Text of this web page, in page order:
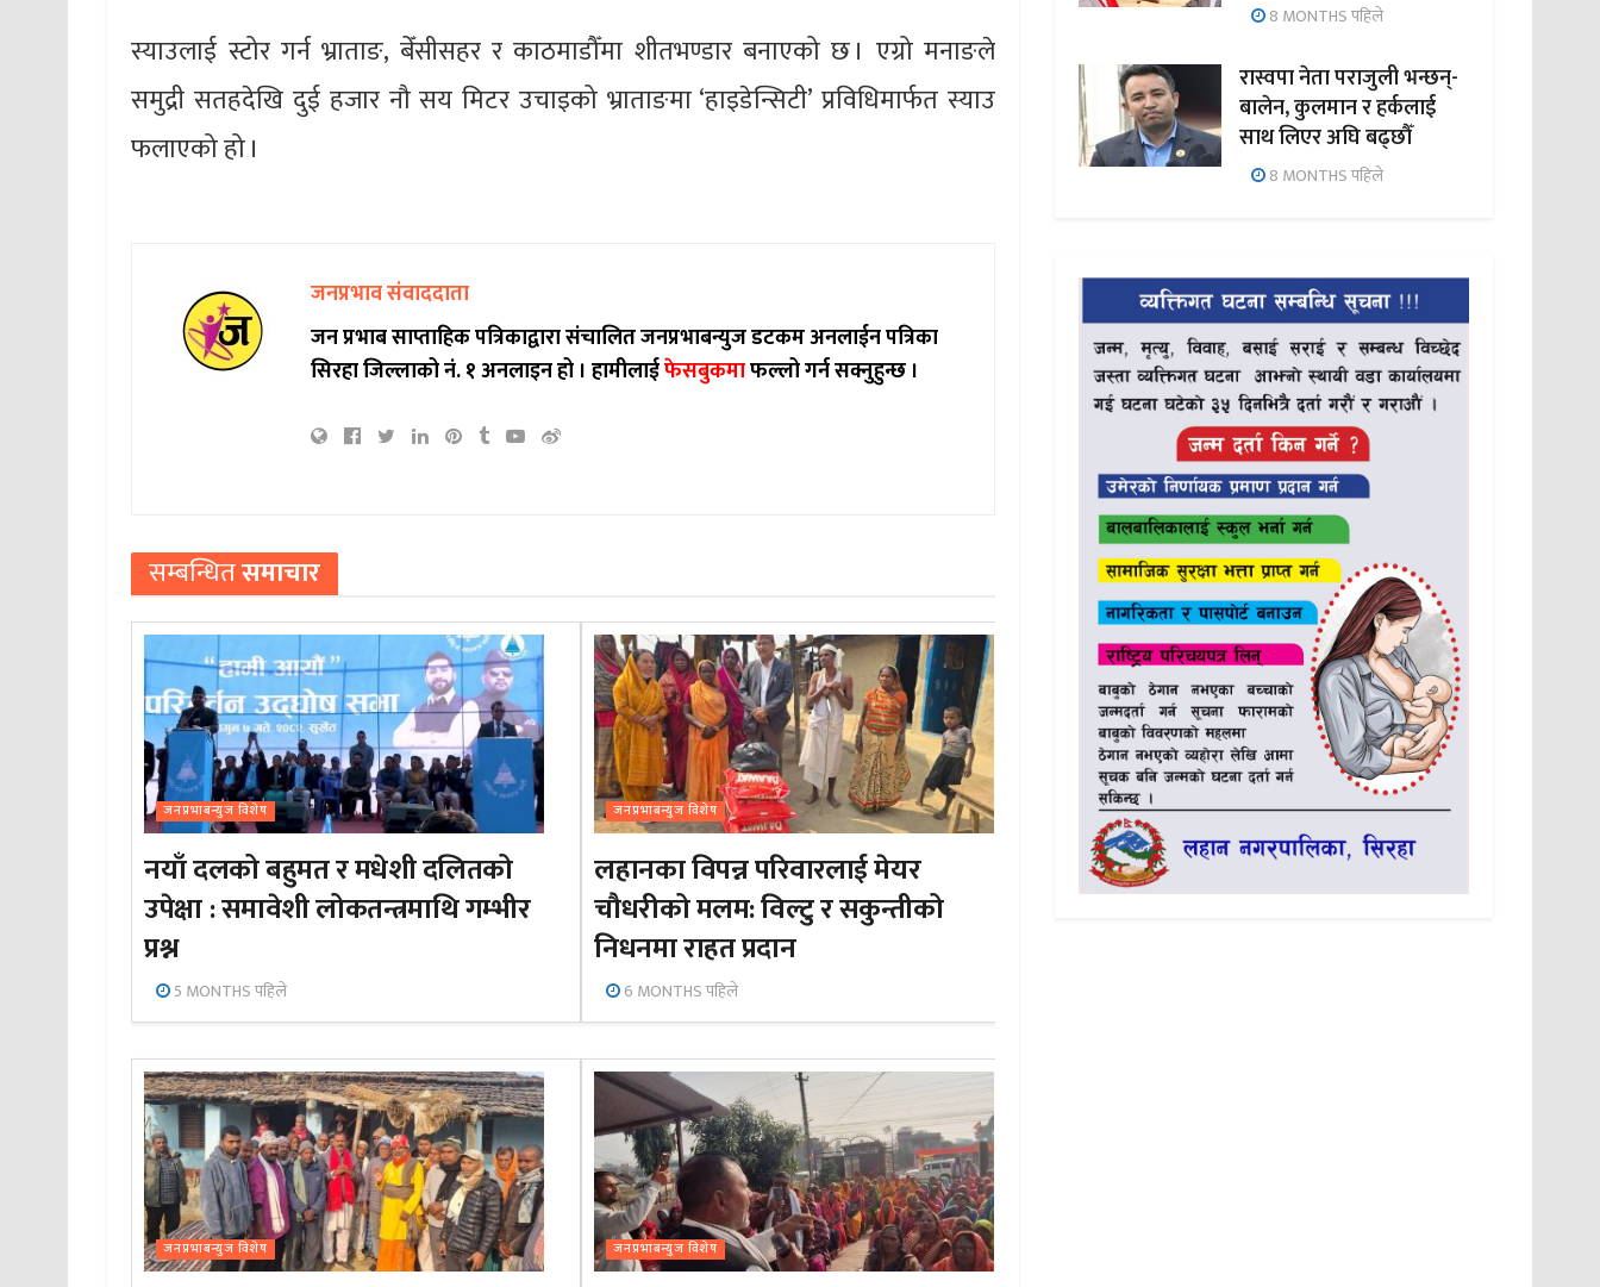
स्याउलाई स्टोर गर्न भ्राताङ, बेँसीसहर र काठमाडौँमा शीतभण्डार बनाएको छ । एग्रो मनाङले
समुद्री सतहदेखि दुई हजार नौ सय मिटर उचाइको भ्राताङमा ‘हाइडेन्सिटी’ प्रविधिमार्फत स्याउ
फलाएको हो ।
जनप्रभाव संवाददाता
जन प्रभाब साप्ताहिक पत्रिकाद्वारा संचालित जनप्रभाबन्युज डटकम अनलाईन पत्रिका
सिरहा जिल्लाको नं. १ अनलाइन हो ।हामीलाईफेसबुकमाफल्लो गर्न सक्नुहुन्छ ।
सम्बन्धितसमाचार
जनप्रभाबन्युज विशेष
नयाँ दलको बहुमत र मधेशी दलितको
उपेक्षा : समावेशी लोकतन्त्रमाथि गम्भीर
प्रश्न
5 MONTHS पहिले
जनप्रभाबन्युज विशेष
लहानका विपन्न परिवारलाई मेयर
चौधरीको मलम: विल्टु र सकुन्तीको
निधनमा राहत प्रदान
6 MONTHS पहिले
जनप्रभाबन्युज विशेष जनप्रभाबन्युज विशेष
8 MONTHS पहिले
रास्वपा नेता पराजुली भन्छन्-
बालेन, कुलमान र हर्कलाई
साथ लिएर अघि बढ्छौँ
8 MONTHS पहिले